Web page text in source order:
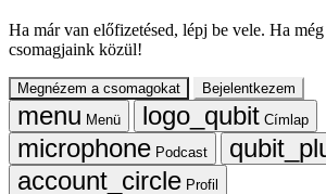
Ha már van előfizetésed, lépj be vele. Ha
csomagjaink közül!
Megnézem a csomagokat
Bejelentkezem
Menü
Címlap
Podcast
Profil